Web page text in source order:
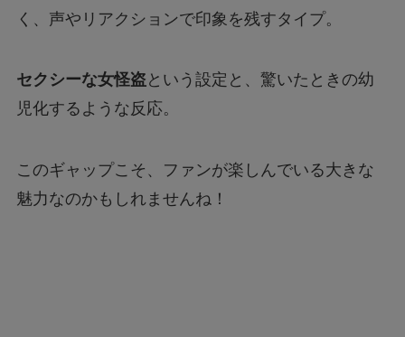
く、声やリアクションで印象を残すタイプ。
セクシーな女怪盗 という設定と、驚いたときの幼
児化するような反応。
このギャップこそ、ファンが楽しんでいる大きな
魅力なのかもしれませんね！